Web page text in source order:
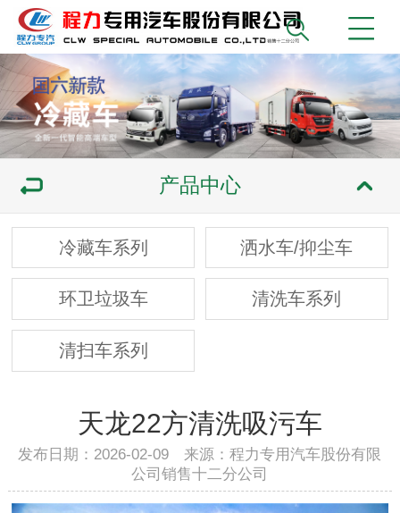
产品中心
冷藏车系列 洒水车/抑尘车
环卫垃圾车 清洗车系列
清扫车系列
天龙22方清洗吸污车
发布日期：2026-02-09 来源：程力专用汽车股份有限
公司销售十二分公司